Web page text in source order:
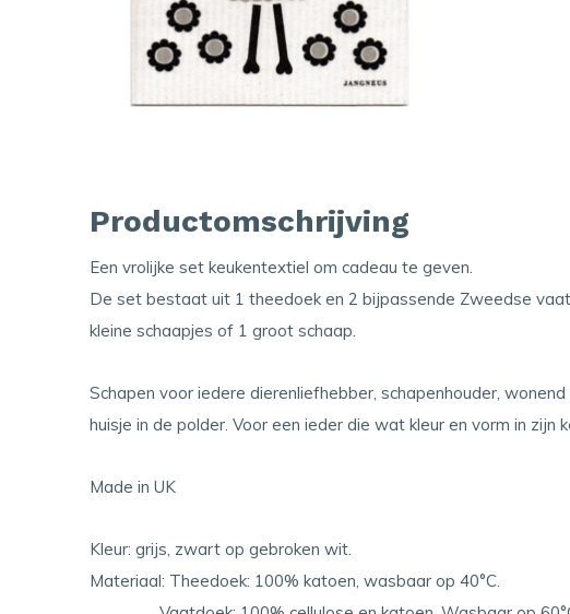
Productomschrijving
Een vrolijke set keukentextiel om cadeau te geven.
De set bestaat uit 1 theedoek en 2 bijpassende Zweedse
kleine schaapjes of 1 groot schaap.
Schapen voor iedere dierenliefhebber, schapenhouder,
huisje in de polder. Voor een ieder die wat kleur en vorm in zijn
Made in UK
Kleur: grijs, zwart op gebroken wit.
Materiaal: Theedoek: 100% katoen, wasbaar op 40°C.